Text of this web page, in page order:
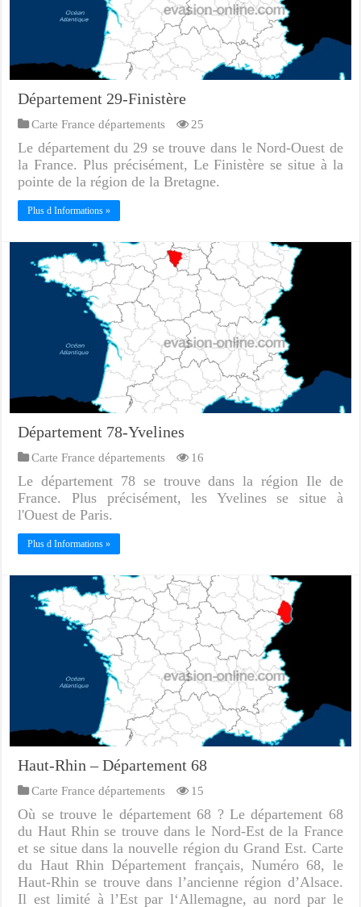
Département 29-Finistère
Carte France départements 25
Le département du 29 se trouve dans le Nord-Ouest de
la France. Plus précisément, Le Finistère se situe à la
pointe de la région de la Bretagne.
Plus d Informations »
Département 78-Yvelines
Carte France départements 16
Le département 78 se trouve dans la région Ile de
France. Plus précisément, les Yvelines se situe à
l'Ouest de Paris.
Plus d Informations »
Haut-Rhin – Département 68
Carte France départements 15
Où se trouve le département 68 ? Le département 68
du Haut Rhin se trouve dans le Nord-Est de la France
et se situe dans la nouvelle région du Grand Est. Carte
du Haut Rhin Département français, Numéro 68, le
Haut-Rhin se trouve dans l’ancienne région d’Alsace.
Il est limité à l’Est par l‘Allemagne, au nord par le